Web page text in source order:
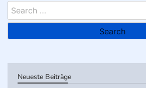
Search
for:
Neueste Beiträge